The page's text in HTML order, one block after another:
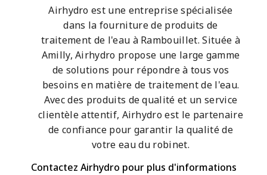
Airhydro est une entreprise spécialisée
dans la fourniture de produits de
traitement de l'eau à Rambouillet. Située à
Amilly, Airhydro propose une large gamme
de solutions pour répondre à tous vos
besoins en matière de traitement de l'eau.
Avec des produits de qualité et un service
clientèle attentif, Airhydro est le partenaire
de confiance pour garantir la qualité de
votre eau du robinet.
Contactez Airhydro pour plus d'informations